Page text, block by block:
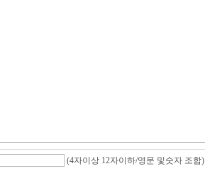
(4자이상 12자이하/영문 및숫자 조합)